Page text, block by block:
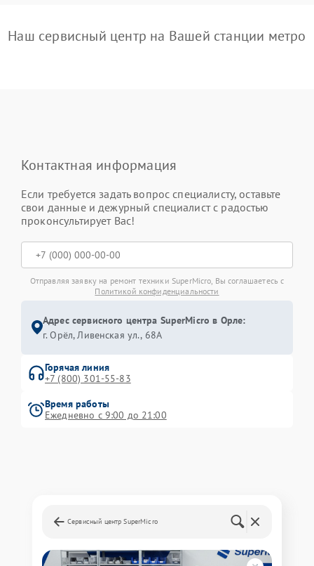
Наш сервисный центр на Вашей станции метро
Контактная информация
Если требуется задать вопрос специалисту, оставьте
свои данные и дежурный специалист с радостью
проконсультирует Вас!
Отправляя заявку на ремонт техники SuperMicro, Вы соглашаетесь с
Политикой конфиденциальности
Адрес сервисного центра SuperMicro в Орле:
г. Орёл, Ливенская ул., 68А
Горячая линия
+7 (800) 301-55-83
Время работы
Ежедневно с 9:00 до 21:00
Сервисный центр SuperMicro